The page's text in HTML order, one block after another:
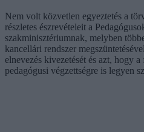
Nem volt közvetlen egyeztetés a
részletes észrevételeit a
szakminisztériumnak, melyben
kancellári rendszer
elnevezés kivezetését és azt, hogy
pedagógusi végzettségre is legyen